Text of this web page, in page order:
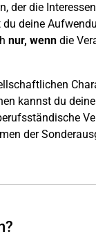
der die
deine
nur, wenndie
kannst du
der